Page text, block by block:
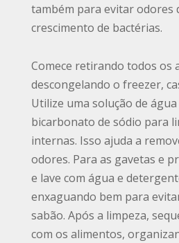
também para evitar odores
crescimento de bactérias.
Comece retirando todos os
descongelando o freezer,
Utilize uma solução de
bicarbonato de sódio para
internas. Isso ajuda a
odores. Para as gavetas e
e lave com água e
enxaguando bem para
sabão. Após a limpeza,
com os alimentos,